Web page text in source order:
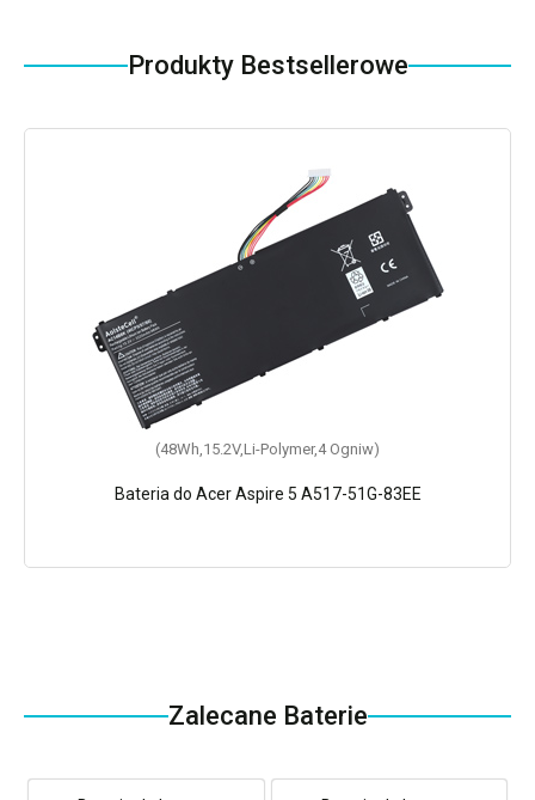
Produkty Bestsellerowe
(48Wh,15.2V,Li-Polymer,4 Ogniw)
Bateria do Acer Aspire 5 A517-51G-83EE
Zalecane Baterie